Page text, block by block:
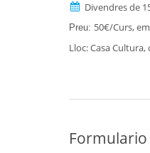
Divendres de
Preu: 50€/Curs,
Lloc: Casa Cultura,